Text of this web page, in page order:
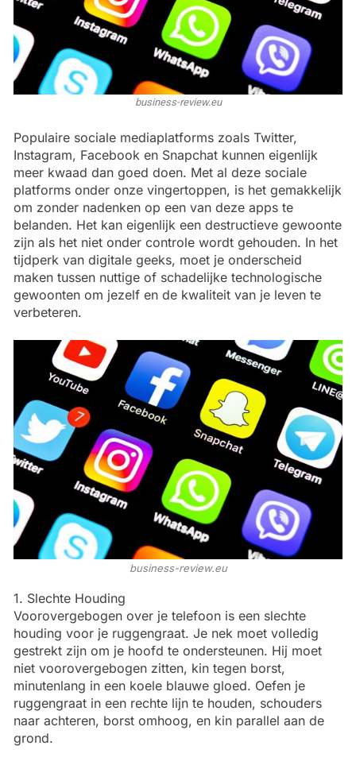
business-review.eu
Populaire sociale mediaplatforms zoals Twitter,
Instagram, Facebook en Snapchat kunnen eigenlijk
meer kwaad dan goed doen. Met al deze sociale
platforms onder onze vingertoppen, is het gemakkelijk
om zonder nadenken op een van deze apps te
belanden. Het kan eigenlijk een destructieve gewoonte
zijn als het niet onder controle wordt gehouden. In het
tijdperk van digitale geeks, moet je onderscheid
maken tussen nuttige of schadelijke technologische
gewoonten om jezelf en de kwaliteit van je leven te
verbeteren.
business-review.eu
1. Slechte Houding
Voorovergebogen over je telefoon is een slechte
houding voor je ruggengraat. Je nek moet volledig
gestrekt zijn om je hoofd te ondersteunen. Hij moet
niet voorovergebogen zitten, kin tegen borst,
minutenlang in een koele blauwe gloed. Oefen je
ruggengraat in een rechte lijn te houden, schouders
naar achteren, borst omhoog, en kin parallel aan de
grond.